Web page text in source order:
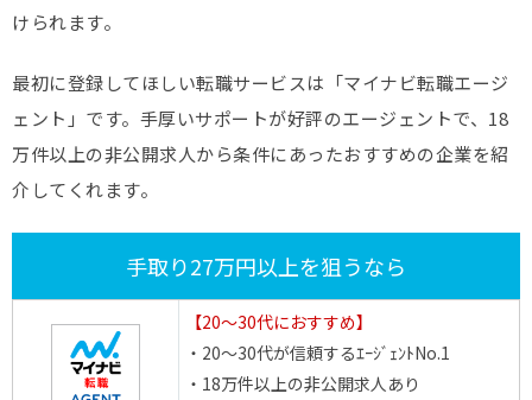
けられます。
最初に登録してほしい転職サービスは「マイナビ転職エージ
ェント」です。手厚いサポートが好評のエージェントで、18
万件以上の非公開求人から条件にあったおすすめの企業を紹
介してくれます。
手取り27万円以上を狙うなら
【20～30代におすすめ】
・20～30代が信頼するｴｰｼﾞｪﾝﾄNo.1
・18万件以上の非公開求人あり